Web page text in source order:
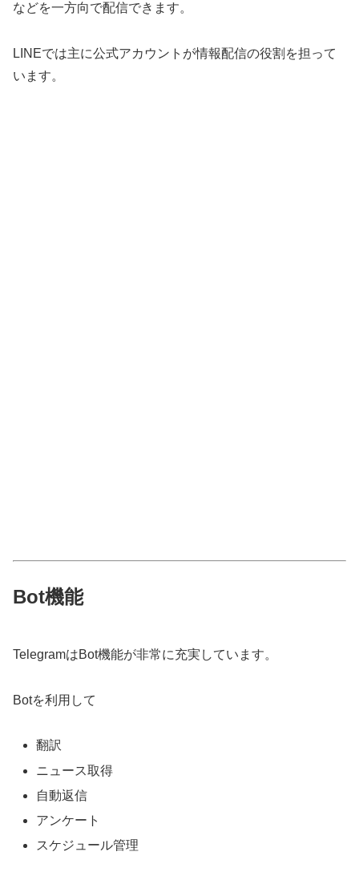
などを一方向で配信できます。
LINEでは主に公式アカウントが情報配信の役割を担って
います。
Bot機能
TelegramはBot機能が非常に充実しています。
Botを利用して
翻訳
ニュース取得
自動返信
アンケート
スケジュール管理